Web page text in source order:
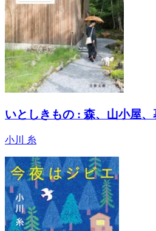
いとしきもの : 森、山小屋
小川 糸